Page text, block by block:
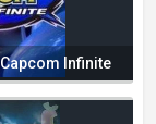
Infinite